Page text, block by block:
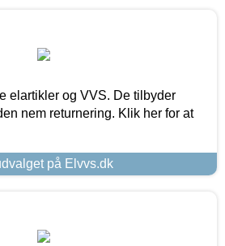
elartikler og VVS. De tilbyder
nem returnering. Klik her for at
på Elvvs.dk